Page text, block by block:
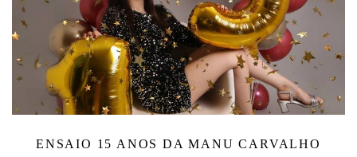
ENSAIO 15 ANOS DA MANU CARVALHO